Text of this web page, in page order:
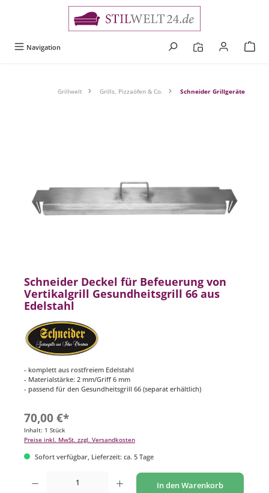
Navigation
Grillwelt Grills, Pizzaöfen & Co. Schneider Grillgeräte
Schneider Deckel für Befeuerung von
Vertikalgrill Gesundheitsgrill 66 aus
Edelstahl
- komplett aus rostfreiem Edelstahl
- Materialstärke: 2 mm/Griff 6 mm
- passend für den Gesundheitsgrill 66 (separat erhältlich)
70,00 €*
Inhalt: 1 Stück
Preise inkl. MwSt. zzgl. Versandkosten
Sofort verfügbar, Lieferzeit: ca. 5 Tage
Produkt Anzahl: Gib den gewünschten Wert ein oder benutze die Schaltflächen um
In den Warenkorb